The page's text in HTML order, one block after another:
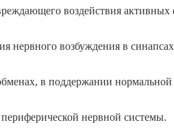
воздействия активных
нервного возбуждения в
в поддержании
нервной системы.